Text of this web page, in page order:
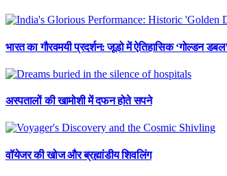
भारत का गौरवमयी प्रदर्शन: जूडो में ऐतिहासिक ‘गोल्डन
अस्पतालों की खामोशी में दफन होते सपने
वॉयेजर की खोज और ब्रह्मांडीय शिवलिंग